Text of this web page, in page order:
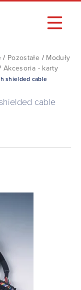
/ Pozostałe / Moduły
Akcesoria - karty
shielded cable
cable